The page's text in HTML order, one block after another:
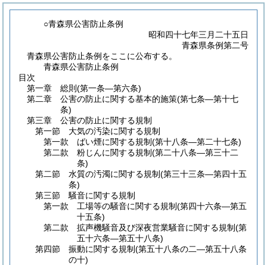
○青森県公害防止条例
昭和四十七年三月二十五日
青森県条例第二号
青森県公害防止条例をここに公布する。
青森県公害防止条例
目次
第一章
総則 (第一条―第六条)
第二章
公害の防止に関する基本的施策(第七条―第十七
条)
第三章
公害の防止に関する規制
第一節
大気の汚染に関する規制
第一款
ばい煙に関する規制(第十八条―第二十七条)
第二款
粉じんに関する規制(第二十八条―第三十二
条)
第二節
水質の汚濁に関する規制(第三十三条―第四十五
条)
第三節
騒音に関する規制
第一款
工場等の騒音に関する規制(第四十六条―第五
十五条)
第二款
拡声機騒音及び深夜営業騒音に関する規制(第
五十六条―第五十八条)
第四節
振動に関する規制(第五十八条の二―第五十八条
の十)